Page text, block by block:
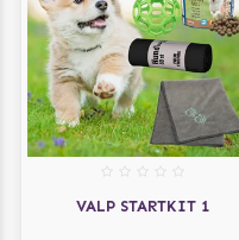
VALP STARTKIT 1